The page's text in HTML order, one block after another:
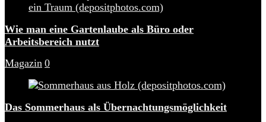
Wie man eine Gartenlaube als Büro oder
Arbeitsbereich nutzt
Magazin 0
Das Sommerhaus als Übernachtungsmöglichkeit